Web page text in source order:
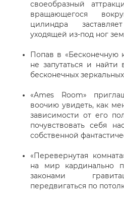
своеобразный
вращающегося
цилиндра
уходящей из-под ног
Попав в «Бесконечную
не запутаться и найти
бесконечных
«Ames Room»
воочию увидеть, как
зависимости от его
почувствовать себя
собственной
«Перевернутая
на мир кардинально
законами
передвигаться по